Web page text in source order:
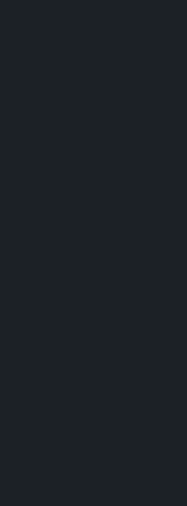
ยืนยันแน่ชัดจาก
ณการจากแหล่ง
Shinozaki
บริษัทโฆษณาใน
กษะการสื่อสาร
ละเข้าใจ
งกับคอนเซปต์ที่